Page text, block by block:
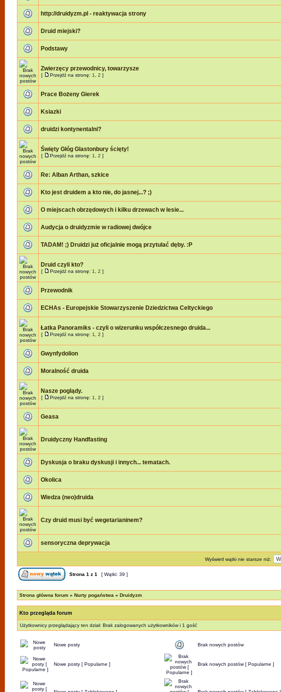
http://druidyzm.pl - reaktywacja strony
Druid miejski?
Podstawy
Zwierzęcy przewodnicy, towarzysze
[ Przejdź na stronę: 1 2 ]
Prace Bożeny Gierek
Ksiazki
druidzi kontynentalni?
Święty Głóg Glastonbury ścięty!
[ Przejdź na stronę: 1 2 ]
Re: Alban Arthan, szkice
Kto jest druidem a kto nie, do jasnej...? ;)
O miejscach obrzędowych i kilku drzewach w lesie...
Audycja o druidyzmie w radiowej dwójce
TADAM! ;) Druidzi już oficjalnie mogą przytulać dęby. :P
Druid czyli kto?
[ Przejdź na stronę: 1 2 ]
Przewodnik
ECHAs - Europejskie Stowarzyszenie Dziedzictwa Celtyckiego
Łatka Panoramiks - czyli o wizerunku współczesnego druida...
[ Przejdź na stronę: 1 2 ]
Gwynfydolion
Moralność druida
Nasze poglądy.
[ Przejdź na stronę: 1 2 ]
Geasa
Druidyczny Handfasting
Dyskusja o braku dyskusji i innych... tematach.
Okolica
Wiedza (neo)druida
Czy druid musi być wegetarianinem?
sensoryczna deprywacja
Wyświetl wątki nie starsze niż:
Strona 1 z 1 [ Wątki: 39 ]
Strona główna forum » Nurty pogaństwa » Druidyzm
Kto przegląda forum
Użytkownicy przeglądający ten dział: Brak zalogowanych użytkowników i 1 gość
Nowe posty Brak nowych postów
Nowe posty [ Popularne ] Brak nowych postów [ Popularne ]